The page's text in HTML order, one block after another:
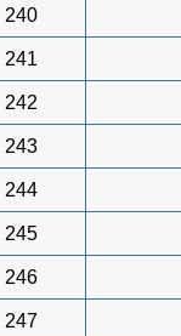
240
241
242
243
244
245
246
247